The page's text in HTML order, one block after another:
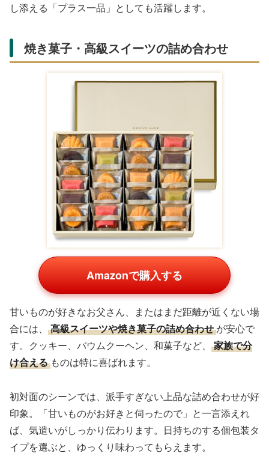
し添える「プラス一品」としても活躍します。
焼き菓子・高級スイーツの詰め合わせ
Amazonで購入する
甘いものが好きなお父さん、またはまだ距離が近くない場
合には、
高級スイーツや焼き菓子の詰め合わせ が安心で
す。クッキー、バウムクーヘン、和菓子など、
家族で分
け合える ものは特に喜ばれます。
初対面のシーンでは、派手すぎない上品な詰め合わせが好
印象。「甘いものがお好きと伺ったので」と一言添えれ
ば、気遣いがしっかり伝わります。日持ちのする個包装タ
イプを選ぶと、ゆっくり味わってもらえます。